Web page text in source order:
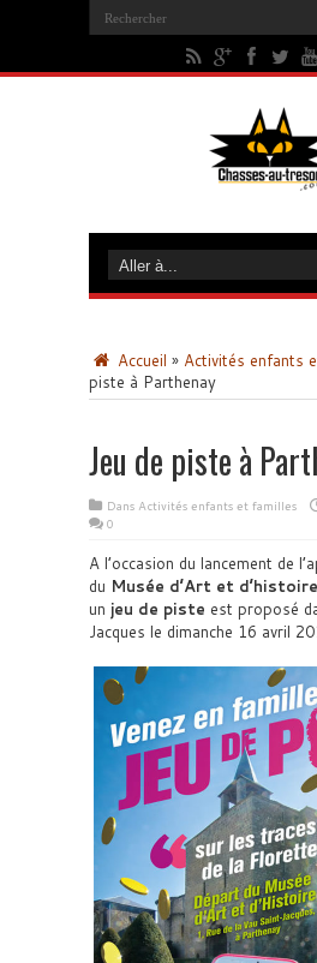
Accueil » Activités enfants
piste à Parthenay
Jeu de piste à
Dans Activités enfants et familles
0
A l’occasion du lancement de
du Musée d’Art et
un jeu de piste est proposé
Jacques le dimanche 16 avril